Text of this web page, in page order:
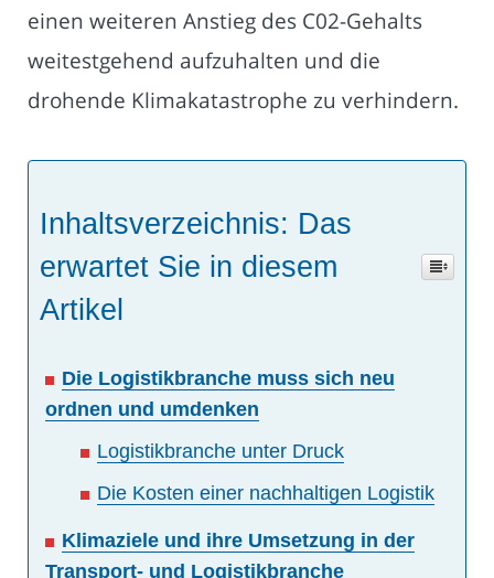
einen weiteren Anstieg des C02-Gehalts
weitestgehend aufzuhalten und die
drohende Klimakatastrophe zu verhindern.
Inhaltsverzeichnis: Das
erwartet Sie in diesem
Artikel
Die Logistikbranche muss sich neu
ordnen und umdenken
Logistikbranche unter Druck
Die Kosten einer nachhaltigen Logistik
Klimaziele und ihre Umsetzung in der
Transport- und Logistikbranche